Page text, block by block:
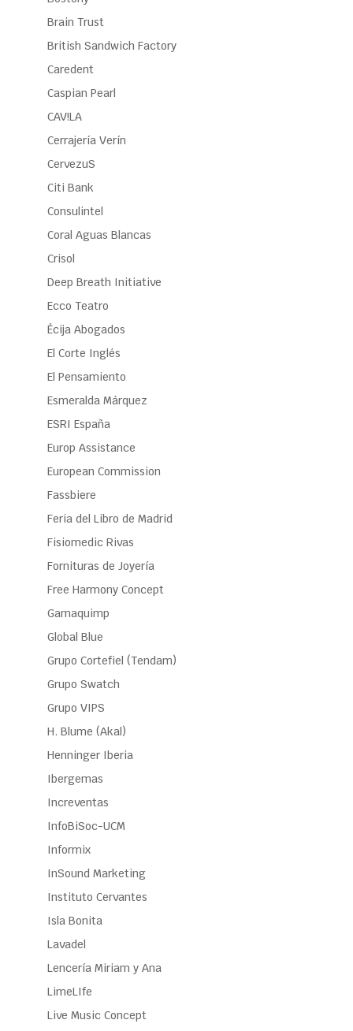
Brain Trust
British Sandwich Factory
Caredent
Caspian Pearl
CAV!LA
Cerrajería Verín
CervezuS
Citi Bank
Consulintel
Coral Aguas Blancas
Crisol
Deep Breath Initiative
Ecco Teatro
Écija Abogados
El Corte Inglés
El Pensamiento
Esmeralda Márquez
ESRI España
Europ Assistance
European Commission
Fassbiere
Feria del Libro de Madrid
Fisiomedic Rivas
Fornituras de Joyería
Free Harmony Concept
Gamaquimp
Global Blue
Grupo Cortefiel (Tendam)
Grupo Swatch
Grupo VIPS
H. Blume (Akal)
Henninger Iberia
Ibergemas
Increventas
InfoBiSoc-UCM
Informix
InSound Marketing
Instituto Cervantes
Isla Bonita
Lavadel
Lencería Miriam y Ana
LimeLIfe
Live Music Concept